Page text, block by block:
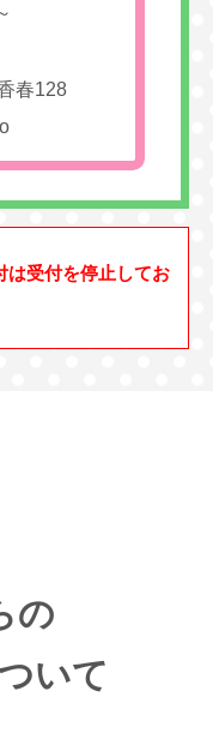
春128
は受付を停止してお
の
いて